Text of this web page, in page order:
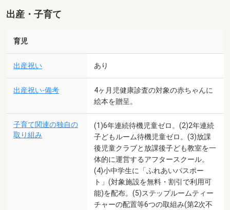
出産・子育て
育児
出産祝い あり
出産祝い-備考
4ヶ月児健康診査の対象の赤ちゃんに
絵本を贈呈。
子育て関連の独自の
取り組み
(1)6年連続待機児童ゼロ。(2)2年連続
子どもルーム待機児童ゼロ。(3)放課
後児童クラブと放課後子ども教室を一
体的に運営するアフタースクール。
(4)小中学生に「ふれあいパスポー
ト」(対象施設を無料・割引で利用可
能)を配布。(5)ステップルームティー
チャーの配置等6つの取組み(第2次不